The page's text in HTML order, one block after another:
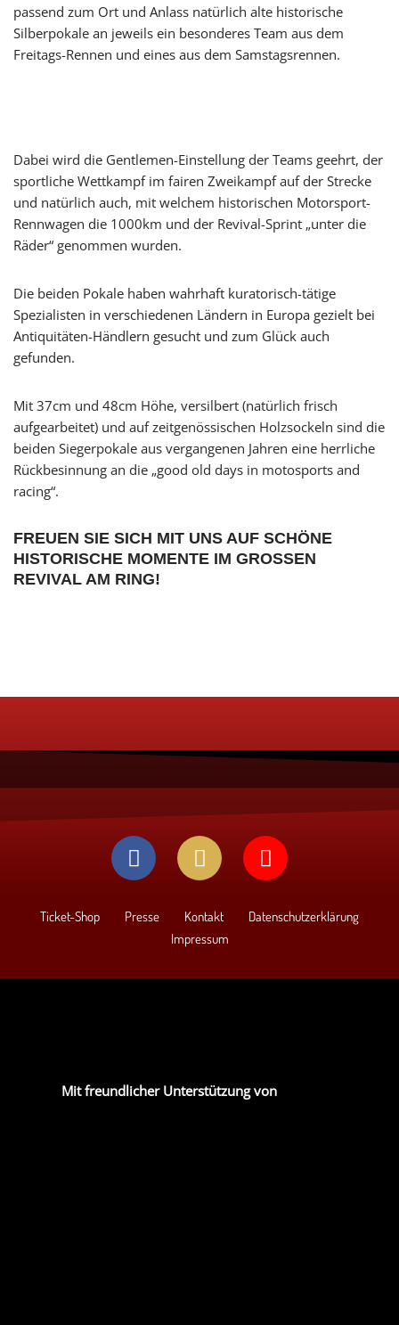
passend zum Ort und Anlass natürlich alte historische
Silberpokale an jeweils ein besonderes Team aus dem
Freitags-Rennen und eines aus dem Samstagsrennen.
Dabei wird die Gentlemen-Einstellung der Teams geehrt, der
sportliche Wettkampf im fairen Zweikampf auf der Strecke
und natürlich auch, mit welchem historischen Motorsport-
Rennwagen die 1000km und der Revival-Sprint „unter die
Räder“ genommen wurden.
Die beiden Pokale haben wahrhaft kuratorisch-tätige
Spezialisten in verschiedenen Ländern in Europa gezielt bei
Antiquitäten-Händlern gesucht und zum Glück auch
gefunden.
Mit 37cm und 48cm Höhe, versilbert (natürlich frisch
aufgearbeitet) und auf zeitgenössischen Holzsockeln sind die
beiden Siegerpokale aus vergangenen Jahren eine herrliche
Rückbesinnung an die „good old days in motosports and
racing“.
FREUEN SIE SICH MIT UNS AUF SCHÖNE
HISTORISCHE MOMENTE IM GROSSEN R
EVIVAL AM RING!
Ticket-Shop Presse Kontakt
Datenschutzerklärung
Impressum
Mit freundlicher Unterstützung von